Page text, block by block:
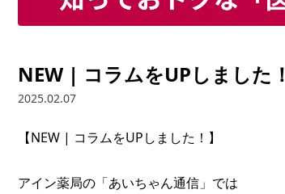
NEW | コラムをUPしました！
2025.02.07
【NEW | コラムをUPしました！】
アイン薬局の「あいちゃん通信」では